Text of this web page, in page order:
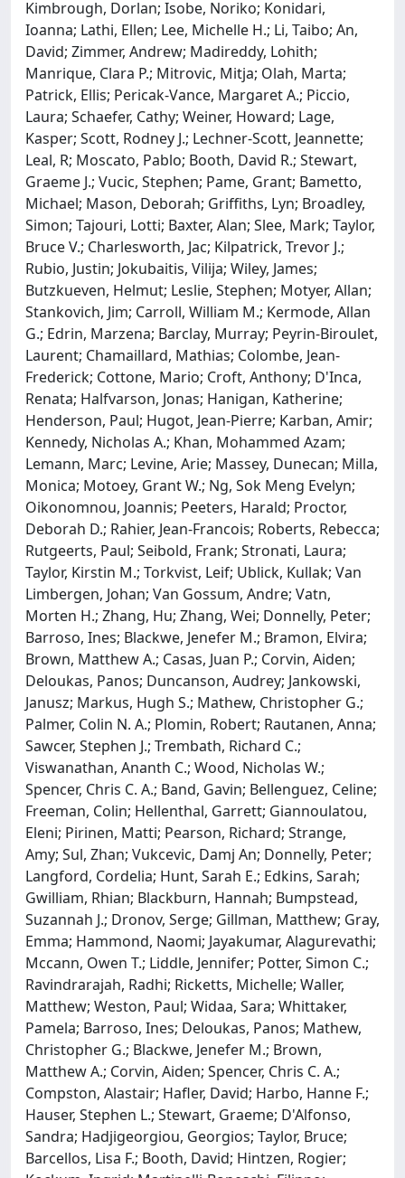
Kimbrough, Dorlan; Isobe, Noriko; Konidari,
Ioanna; Lathi, Ellen; Lee, Michelle H.; Li, Taibo; An,
David; Zimmer, Andrew; Madireddy, Lohith;
Manrique, Clara P.; Mitrovic, Mitja; Olah, Marta;
Patrick, Ellis; Pericak-Vance, Margaret A.; Piccio,
Laura; Schaefer, Cathy; Weiner, Howard; Lage,
Kasper; Scott, Rodney J.; Lechner-Scott, Jeannette;
Leal, R; Moscato, Pablo; Booth, David R.; Stewart,
Graeme J.; Vucic, Stephen; Pame, Grant; Bametto,
Michael; Mason, Deborah; Griffiths, Lyn; Broadley,
Simon; Tajouri, Lotti; Baxter, Alan; Slee, Mark; Taylor,
Bruce V.; Charlesworth, Jac; Kilpatrick, Trevor J.;
Rubio, Justin; Jokubaitis, Vilija; Wiley, James;
Butzkueven, Helmut; Leslie, Stephen; Motyer, Allan;
Stankovich, Jim; Carroll, William M.; Kermode, Allan
G.; Edrin, Marzena; Barclay, Murray; Peyrin-Biroulet,
Laurent; Chamaillard, Mathias; Colombe, Jean-
Frederick; Cottone, Mario; Croft, Anthony; D'Inca,
Renata; Halfvarson, Jonas; Hanigan, Katherine;
Henderson, Paul; Hugot, Jean-Pierre; Karban, Amir;
Kennedy, Nicholas A.; Khan, Mohammed Azam;
Lemann, Marc; Levine, Arie; Massey, Dunecan; Milla,
Monica; Motoey, Grant W.; Ng, Sok Meng Evelyn;
Oikonomnou, Joannis; Peeters, Harald; Proctor,
Deborah D.; Rahier, Jean-Francois; Roberts, Rebecca;
Rutgeerts, Paul; Seibold, Frank; Stronati, Laura;
Taylor, Kirstin M.; Torkvist, Leif; Ublick, Kullak; Van
Limbergen, Johan; Van Gossum, Andre; Vatn,
Morten H.; Zhang, Hu; Zhang, Wei; Donnelly, Peter;
Barroso, Ines; Blackwe, Jenefer M.; Bramon, Elvira;
Brown, Matthew A.; Casas, Juan P.; Corvin, Aiden;
Deloukas, Panos; Duncanson, Audrey; Jankowski,
Janusz; Markus, Hugh S.; Mathew, Christopher G.;
Palmer, Colin N. A.; Plomin, Robert; Rautanen, Anna;
Sawcer, Stephen J.; Trembath, Richard C.;
Viswanathan, Ananth C.; Wood, Nicholas W.;
Spencer, Chris C. A.; Band, Gavin; Bellenguez, Celine;
Freeman, Colin; Hellenthal, Garrett; Giannoulatou,
Eleni; Pirinen, Matti; Pearson, Richard; Strange,
Amy; Sul, Zhan; Vukcevic, Damj An; Donnelly, Peter;
Langford, Cordelia; Hunt, Sarah E.; Edkins, Sarah;
Gwilliam, Rhian; Blackburn, Hannah; Bumpstead,
Suzannah J.; Dronov, Serge; Gillman, Matthew; Gray,
Emma; Hammond, Naomi; Jayakumar, Alagurevathi;
Mccann, Owen T.; Liddle, Jennifer; Potter, Simon C.;
Ravindrarajah, Radhi; Ricketts, Michelle; Waller,
Matthew; Weston, Paul; Widaa, Sara; Whittaker,
Pamela; Barroso, Ines; Deloukas, Panos; Mathew,
Christopher G.; Blackwe, Jenefer M.; Brown,
Matthew A.; Corvin, Aiden; Spencer, Chris C. A.;
Compston, Alastair; Hafler, David; Harbo, Hanne F.;
Hauser, Stephen L.; Stewart, Graeme; D'Alfonso,
Sandra; Hadjigeorgiou, Georgios; Taylor, Bruce;
Barcellos, Lisa F.; Booth, David; Hintzen, Rogier;